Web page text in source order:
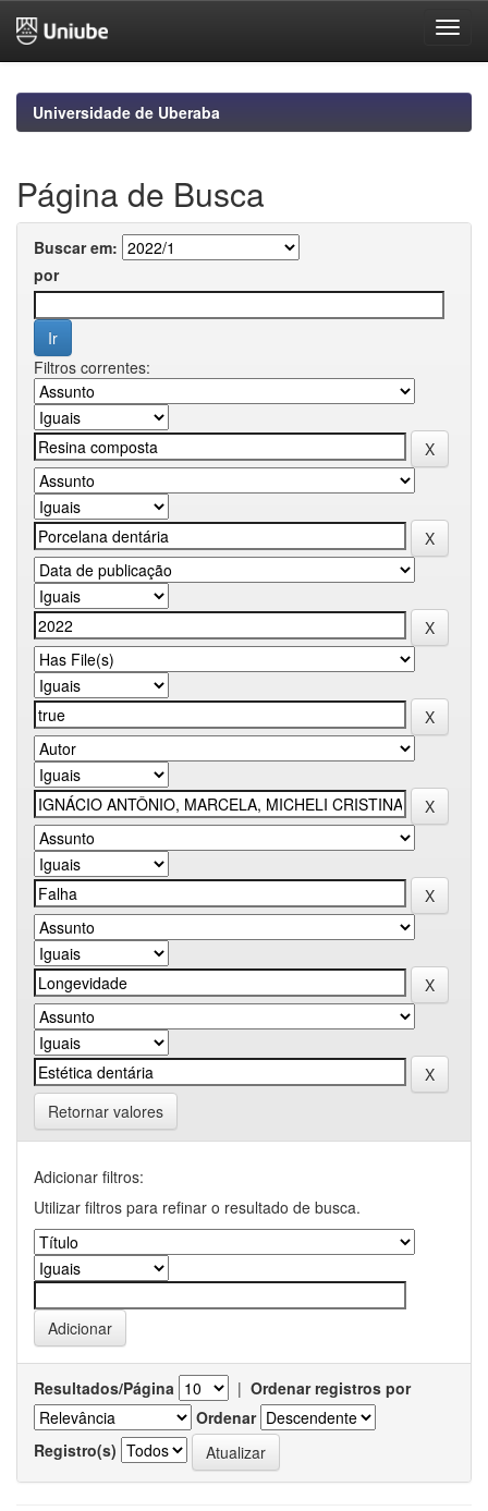
navigationUniversidade de Uberaba
Página de Busca
Buscar em:
por
Filtros correntes:
Retornar valores
Adicionar filtros:
Utilizar filtros para refinar o resultado de busca.
Resultados/Página | Ordenar registros por
Ordenar
Registro(s)